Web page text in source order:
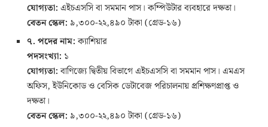
যোগ্যতা: এইচএসসি বা সমমান পাস। কম্পিউটার ব্যবহারে দক্ষতা।
বেতন স্কেল: ৯,৩০০-২২,৪৯০ টাকা (গ্রেড-১৬)
৭. পদের নাম: ক্যাশিয়ার
পদসংখ্যা: ১
যোগ্যতা: বাণিজ্যে দ্বিতীয় বিভাগে এইচএসসি বা সমমান পাস। এমএস
অফিস, ইউনিকোড ও বেসিক ডেটাবেজ পরিচালনায় প্রশিক্ষণপ্রাপ্ত ও
দক্ষতা।
বেতন স্কেল: ৯,৩০০-২২,৪৯০ টাকা (গ্রেড-১৬)